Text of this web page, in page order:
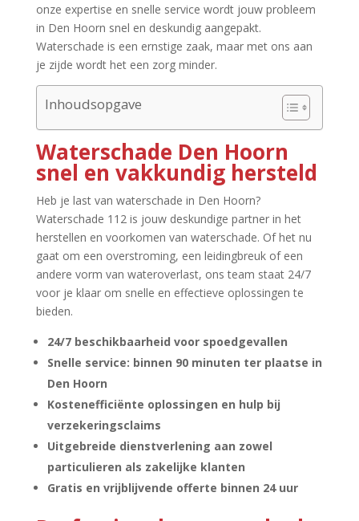
onze expertise en snelle service wordt jouw probleem
in Den Hoorn snel en deskundig aangepakt.​
Waterschade is een ernstige zaak, maar met ons aan
je zijde wordt het een zorg minder.​
Inhoudsopgave
Waterschade Den Hoorn
snel en vakkundig hersteld
Heb je last van waterschade in Den Hoorn?
Waterschade 112 is jouw deskundige partner in het
herstellen en voorkomen van waterschade.​ Of het nu
gaat om een overstroming, een leidingbreuk of een
andere vorm van wateroverlast, ons team staat 24/7
voor je klaar om snelle en effectieve oplossingen te
bieden.​
24/7 beschikbaarheid voor spoedgevallen
Snelle service: binnen 90 minuten ter plaatse in
Den Hoorn
Kostenefficiënte oplossingen en hulp bij
verzekeringsclaims
Uitgebreide dienstverlening aan zowel
particulieren als zakelijke klanten
Gratis en vrijblijvende offerte binnen 24 uur